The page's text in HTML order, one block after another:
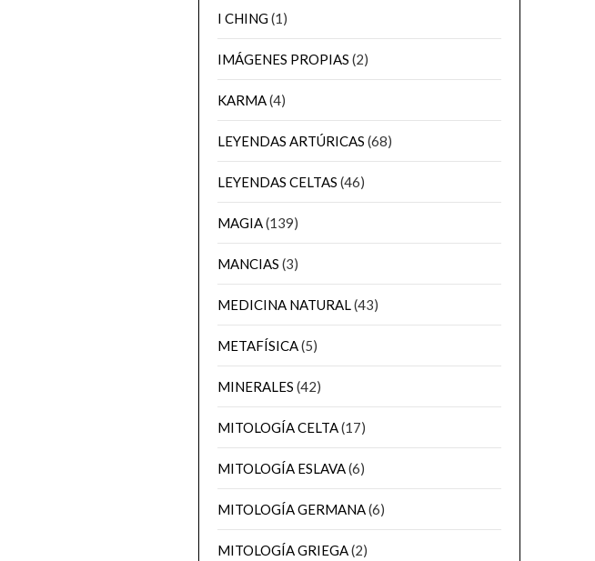
I CHING(1)
IMÁGENES PROPIAS (2)
KARMA(4)
LEYENDAS ARTÚRICAS (68)
LEYENDAS CELTAS (46)
MAGIA(139)
MANCIAS (3)
MEDICINA NATURAL(43)
METAFÍSICA(5)
MINERALES (42)
MITOLOGÍA CELTA(17)
MITOLOGÍA ESLAVA(6)
MITOLOGÍA GERMANA(6)
MITOLOGÍA GRIEGA(2)